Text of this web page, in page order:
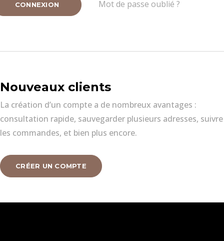
CONNEXION Mot de passe oublié ?
Nouveaux clients
La création d’un compte a de nombreux avantages :
consultation rapide, sauvegarder plusieurs adresses, suivre
les commandes, et bien plus encore.
CRÉER UN COMPTE